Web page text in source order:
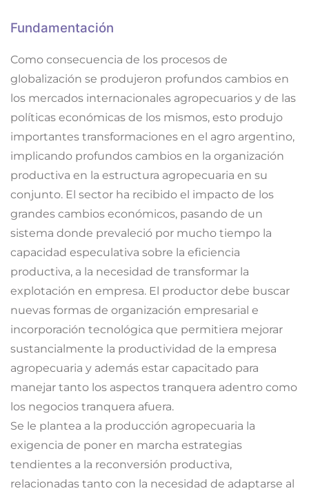
Fundamentación
Como consecuencia de los procesos de
globalización se produjeron profundos cambios en
los mercados internacionales agropecuarios y de las
políticas económicas de los mismos, esto produjo
importantes transformaciones en el agro argentino,
implicando profundos cambios en la organización
productiva en la estructura agropecuaria en su
conjunto. El sector ha recibido el impacto de los
grandes cambios económicos, pasando de un
sistema donde prevaleció por mucho tiempo la
capacidad especulativa sobre la eficiencia
productiva, a la necesidad de transformar la
explotación en empresa. El productor debe buscar
nuevas formas de organización empresarial e
incorporación tecnológica que permitiera mejorar
sustancialmente la productividad de la empresa
agropecuaria y además estar capacitado para
manejar tanto los aspectos tranquera adentro como
los negocios tranquera afuera.
Se le plantea a la producción agropecuaria la
exigencia de poner en marcha estrategias
tendientes a la reconversión productiva,
relacionadas tanto con la necesidad de adaptarse al